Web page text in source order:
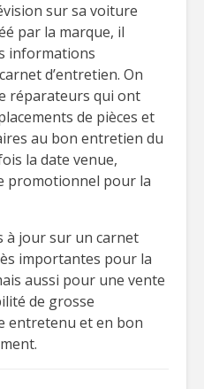
sur sa voiture
par la marque, il
informations
d’entretien. On
réparateurs qui ont
de pièces et
au bon entretien du
la date venue,
promotionnel pour la
à jour sur un carnet
importantes pour la
aussi pour une vente
de grosse
entretenu et en bon